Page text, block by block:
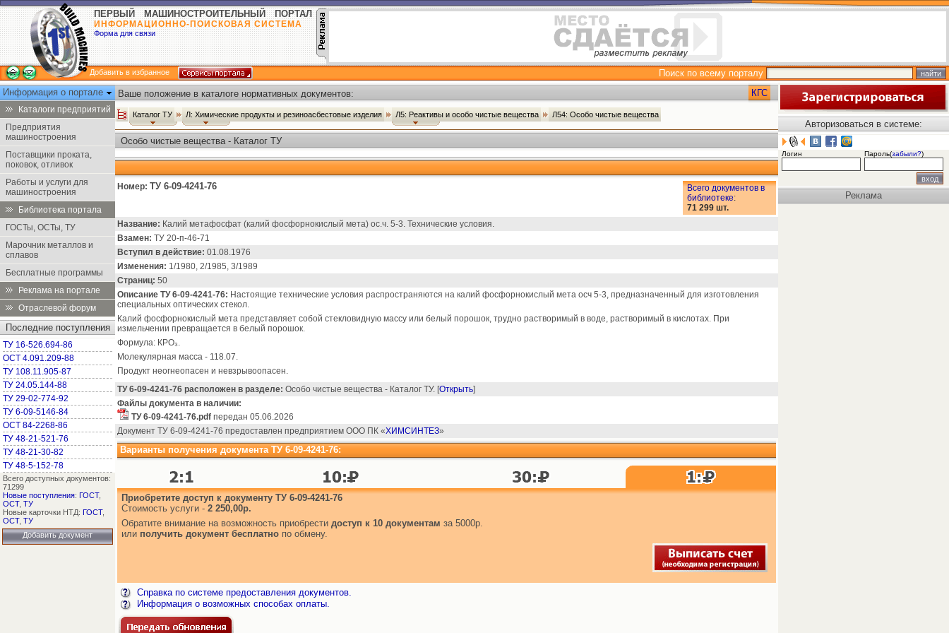
ПЕРВЫЙ МАШИНОСТРОИТЕЛЬНЫЙ ПОРТАЛ
ИНФОРМАЦИОННО-ПОИСКОВАЯ СИСТЕМА
Форма для связи
Добавить в избранное
Поиск по всему порталу
Информация о портале
Каталоги предприятий
Предприятия
машиностроения
Поставщики проката,
поковок, отливок
Работы и услуги для
машиностроения
Библиотека портала
ГОСТы, ОСТы, ТУ
Марочник металлов и
сплавов
Бесплатные программы
Реклама на портале
Отраслевой форум
Последние поступления
ТУ 16-526.694-86
ОСТ 4.091.209-88
ТУ 108.11.905-87
ТУ 24.05.144-88
ТУ 29-02-774-92
ТУ 6-09-5146-84
ОСТ 84-2268-86
ТУ 48-21-521-76
ТУ 48-21-30-82
ТУ 48-5-152-78
Всего доступных документов:
71299
Новые поступления: ГОСТ,
ОСТ, ТУ
Новые карточки НТД: ГОСТ,
ОСТ, ТУ
Добавить документ
Ваше положение в каталоге нормативных документов: КГС
Каталог ТУ Л: Химические продукты и резиноасбестовые изделия Л5: Реактивы и особо чистые вещества Л54: Особо чистые вещества
Особо чистые вещества - Каталог ТУ
Номер: ТУ 6-09-4241-76
Всего документов в
библиотеке:
71 299 шт.
Название: Калий метафосфат (калий фосфорнокислый мета) ос.ч. 5-3. Технические условия.
Взамен: ТУ 20-п-46-71
Вступил в действие: 01.08.1976
Изменения: 1/1980, 2/1985, 3/1989
Страниц: 50
Описание ТУ 6-09-4241-76: Настоящие технические условия распространяются на калий фосфорнокислый мета осч 5-3, предназначенный для изготовления
специальных оптических стекол.
Калий фосфорнокислый мета представляет собой стекловидную массу или белый порошок, трудно растворимый в воде, растворимый в кислотах. При
измельчении превращается в белый порошок.
Формула: КРО₃.
Молекулярная масса - 118.07.
Продукт неогнеопасен и невзрывоопасен.
ТУ 6-09-4241-76 расположен в разделе: Особо чистые вещества - Каталог ТУ. [Открыть]
Файлы документа в наличии:
ТУ 6-09-4241-76.pdf передан 05.06.2026
Документ ТУ 6-09-4241-76 предоставлен предприятием ООО ПК «ХИМСИНТЕЗ»
Варианты получения документа ТУ 6-09-4241-76:
Приобретите доступ к документу ТУ 6-09-4241-76
Стоимость услуги - 2 250,00р.
Обратите внимание на возможность приобрести доступ к 10 документам за 5000р.
или получить документ бесплатно по обмену.
Справка по системе предоставления документов.
Информация о возможных способах оплаты.
Авторизоваться в системе:
Логин Пароль(забыли?)
Реклама